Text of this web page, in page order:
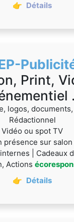
👉 Détails
Print,
logos,
Rédactionnel
Vidéo ou spot TV
présence sur salon
| Cadeaux
Actions
👉 Détails